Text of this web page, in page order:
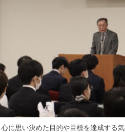
に思い決めた目的や目標を達成する